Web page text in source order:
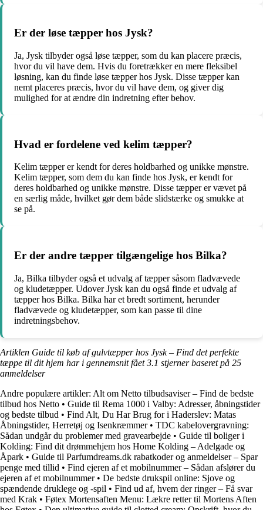
Er der løse tæpper hos Jysk?
Ja, Jysk tilbyder også løse tæpper, som du kan placere præcis,
hvor du vil have dem. Hvis du foretrækker en mere fleksibel
løsning, kan du finde løse tæpper hos Jysk. Disse tæpper kan
nemt placeres præcis, hvor du vil have dem, og giver dig
mulighed for at ændre din indretning efter behov.
Hvad er fordelene ved kelim tæpper?
Kelim tæpper er kendt for deres holdbarhed og unikke mønstre.
Kelim tæpper, som dem du kan finde hos Jysk, er kendt for
deres holdbarhed og unikke mønstre. Disse tæpper er vævet på
en særlig måde, hvilket gør dem både slidstærke og smukke at
se på.
Er der andre tæpper tilgængelige hos Bilka?
Ja, Bilka tilbyder også et udvalg af tæpper såsom fladvævede
og kludetæpper. Udover Jysk kan du også finde et udvalg af
tæpper hos Bilka. Bilka har et bredt sortiment, herunder
fladvævede og kludetæpper, som kan passe til dine
indretningsbehov.
Artiklen Guide til køb af gulvtæpper hos Jysk – Find det perfekte
tæppe til dit hjem har i gennemsnit fået3.1 stjerner baseret på 25
anmeldelser
Andre populære artikler: Alt om Netto tilbudsaviser – Find de bedste
tilbud hos Netto • Guide til Rema 1000 i Valby: Adresser, åbningstider
og bedste tilbud • Find Alt, Du Har Brug for i Haderslev: Matas
Åbningstider, Herretøj og Isenkræmmer• TDC kabelovergravning:
Sådan undgår du problemer med gravearbejde • Guide til boliger i
Kolding: Find dit drømmehjem hos Home Kolding – Adelgade og
Åpark • Guide til Parfumdreams.dk rabatkoder og anmeldelser – Spar
penge med tillid • Find ejeren af et mobilnummer – Sådan afslører du
ejeren af et mobilnummer• De bedste drukspil online: Sjove og
spændende druklege og -spil • Find ud af, hvem der ringer – Få svar
med Krak • Føtex Mortensaften Menu: Lækre retter til Mortens Aften